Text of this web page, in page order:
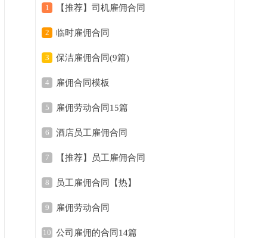
1 【推荐】司机雇佣合同
2 临时雇佣合同
3 保洁雇佣合同(9篇)
4 雇佣合同模板
5 雇佣劳动合同15篇
6 酒店员工雇佣合同
7 【推荐】员工雇佣合同
8 员工雇佣合同【热】
9 雇佣劳动合同
10 公司雇佣的合同14篇